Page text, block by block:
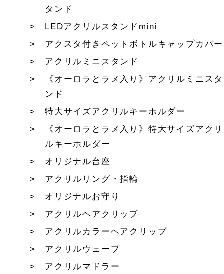
タンド
LEDアクリルスタンドmini
アクスタ付きペットボトルキャップカバー
アクリルミニスタンド
《オーロラとラメ入り》アクリルミニスタ
ンド
特大サイズアクリルキーホルダー
《オーロラとラメ入り》特大サイズアクリ
ルキーホルダー
オリジナル台座
アクリルリング・指輪
オリジナルお守り
アクリルヘアクリップ
アクリルカラーヘアクリップ
アクリルウェーブ
アクリルマドラー